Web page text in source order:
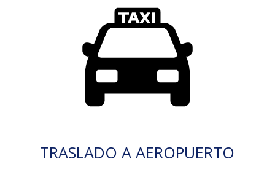
TRASLADO A AEROPUERTO